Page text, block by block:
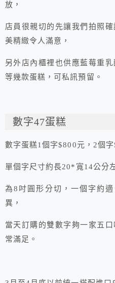
放，
店員很親切的先讓我們拍照
美精緻令人滿意，
另外店內櫃裡也供應藍莓重
等幾款蛋糕，可私訊預留。
數字47蛋糕
數字蛋糕1個字$800元，2個字
單個字尺寸約長20*寬14公分
為8吋圓形分切，一個字約
異，
當天訂購的雙數字夠一家五
常滿足。